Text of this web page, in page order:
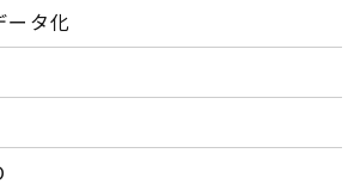
ータ化